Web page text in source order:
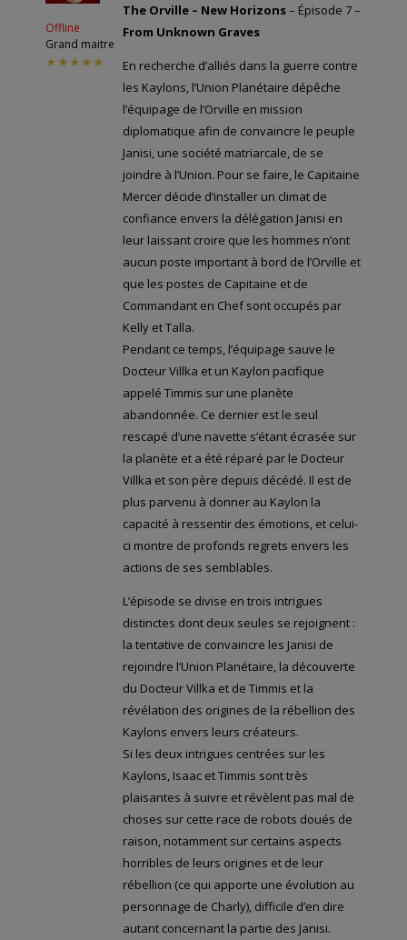
Offline
Grand maitre
★★★★★
The Orville – New Horizons– Épisode 7 –
From Unknown Graves
En recherche d’alliés dans la guerre contre
les Kaylons, l’Union Planétaire dépêche
l’équipage de l’Orville en mission
diplomatique afin de convaincre le peuple
Janisi, une société matriarcale, de se
joindre à l’Union. Pour se faire, le Capitaine
Mercer décide d’installer un climat de
confiance envers la délégation Janisi en
leur laissant croire que les hommes n’ont
aucun poste important à bord de l’Orville et
que les postes de Capitaine et de
Commandant en Chef sont occupés par
Kelly et Talla.
Pendant ce temps, l’équipage sauve le
Docteur Villka et un Kaylon pacifique
appelé Timmis sur une planète
abandonnée. Ce dernier est le seul
rescapé d’une navette s’étant écrasée sur
la planète et a été réparé par le Docteur
Villka et son père depuis décédé. Il est de
plus parvenu à donner au Kaylon la
capacité à ressentir des émotions, et celui-
ci montre de profonds regrets envers les
actions de ses semblables.
L’épisode se divise en trois intrigues
distinctes dont deux seules se rejoignent :
la tentative de convaincre les Janisi de
rejoindre l’Union Planétaire, la découverte
du Docteur Villka et de Timmis et la
révélation des origines de la rébellion des
Kaylons envers leurs créateurs.
Si les deux intrigues centrées sur les
Kaylons, Isaac et Timmis sont très
plaisantes à suivre et révèlent pas mal de
choses sur cette race de robots doués de
raison, notamment sur certains aspects
horribles de leurs origines et de leur
rébellion (ce qui apporte une évolution au
personnage de Charly), difficile d’en dire
autant concernant la partie des Janisi.